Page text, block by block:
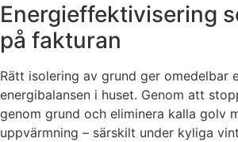
Energieffektivisering
på fakturan
Rätt isolering av grund ger omedelbar
energibalansen i huset. Genom att
genom grund och eliminera kalla golv
uppvärmning – särskilt under kyliga